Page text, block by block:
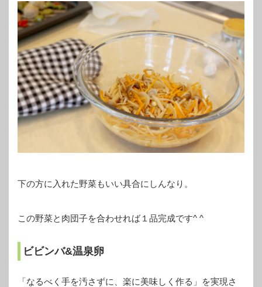
下の方に入れた野菜もいい具合にしんなり。
この野菜と肉団子を合わせれば１品完成です^ ^
ビビンバ&温泉卵
「なるべく手を汚さずに、楽に美味しく作る」を実現さ